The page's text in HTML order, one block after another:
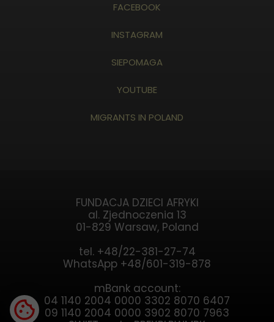
FACEBOOK
INSTAGRAM
SIEPOMAGA
YOUTUBE
MIGRANTS IN POLAND
FUNDACJA DZIECI AFRYKI
al. Zjednoczenia 13
01-829 Warsaw, Poland
tel. +48/22-381-27-74
WhatsApp +48/601-319-878
mBank account:
04 1140 2004 0000 3302 8070 6407
09 1140 2004 0000 3902 8070 7963